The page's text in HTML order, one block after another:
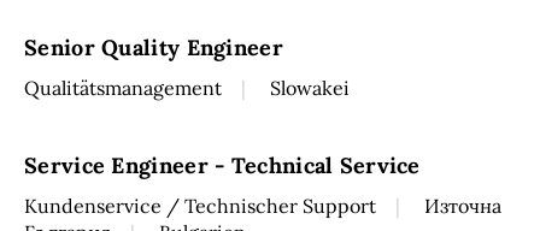
Senior Quality Engineer
Qualitätsmanagement Slowakei
Service Engineer - Technical Service
Kundenservice / Technischer Support
Източна